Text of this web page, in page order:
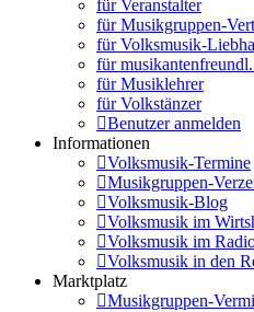
für Veranstalter
für Musikgruppen-
für Volksmusik-
für
für Musiklehrer
für Volkstänzer
Benutzer anmelden
Informationen
Volksmusik-Termine
Musikgruppen-
Volksmusik-Blog
Volksmusik im
Volksmusik im
Volksmusik in den
Marktplatz
Musikgruppen-